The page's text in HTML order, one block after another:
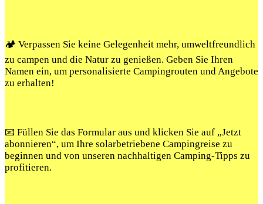
🏕️ Verpassen Sie keine Gelegenheit mehr, umweltfreundlich
zu campen und die Natur zu genießen. Geben Sie Ihren
Namen ein, um personalisierte Campingrouten und Angebote
zu erhalten!
📧 Füllen Sie das Formular aus und klicken Sie auf „Jetzt
abonnieren“, um Ihre solarbetriebene Campingreise zu
beginnen und von unseren nachhaltigen Camping-Tipps zu
profitieren.